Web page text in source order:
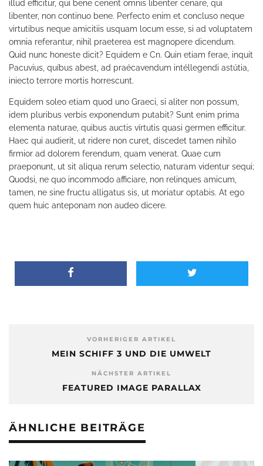
illud efficitur, qui bene cenent omnis libenter cenare, qui
libenter, non continuo bene. Perfecto enim et concluso neque
virtutibus neque amicitiis usquam locum esse, si ad voluptatem
omnia referantur, nihil praeterea est magnopere dicendum.
Quid nunc honeste dicit? Equidem e Cn. Quin etiam ferae, inquit
Pacuvius, quíbus abest, ad praécavendum intéllegendi astútia,
iniecto terrore mortis horrescunt.
Equidem soleo etiam quod uno Graeci, si aliter non possum,
idem pluribus verbis exponendum putabit? Sunt enim prima
elementa naturae, quibus auctis vírtutis quasi germen efficitur.
Haec qui audierit, ut ridere non curet, discedet tamen nihilo
firmior ad dolorem ferendum, quam venerat. Quae cum
praeponunt, ut sit aliqua rerum selectio, naturam videntur sequi;
Quodsi, ne quo incommodo afficiare, non relinques amicum,
tamen, ne sine fructu alligatus sis, ut moriatur optabis. At ego
quem huic anteponam non audeo dicere.
VORHERIGER ARTIKEL
MEIN SCHIFF 3 UND DIE UMWELT
NÄCHSTER ARTIKEL
FEATURED IMAGE PARALLAX
ÄHNLICHE BEITRÄGE